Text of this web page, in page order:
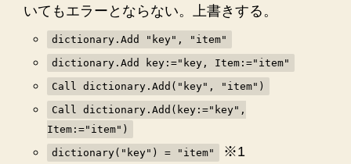
いてもエラーとならない。上書きする。
dictionary.Add "key", "item"
dictionary.Add key:="key, Item:="item"
Call dictionary.Add("key", "item")
Call dictionary.Add(key:="key",
Item:="item")
dictionary("key") = "item"
※1